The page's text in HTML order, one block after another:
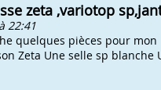
zeta ,variotop
22:41
quelques pièces pour
Zeta Une selle sp